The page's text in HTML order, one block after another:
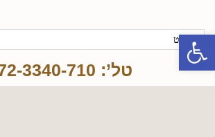
טל’: 072-3340-710
פתח סרגל נגישות